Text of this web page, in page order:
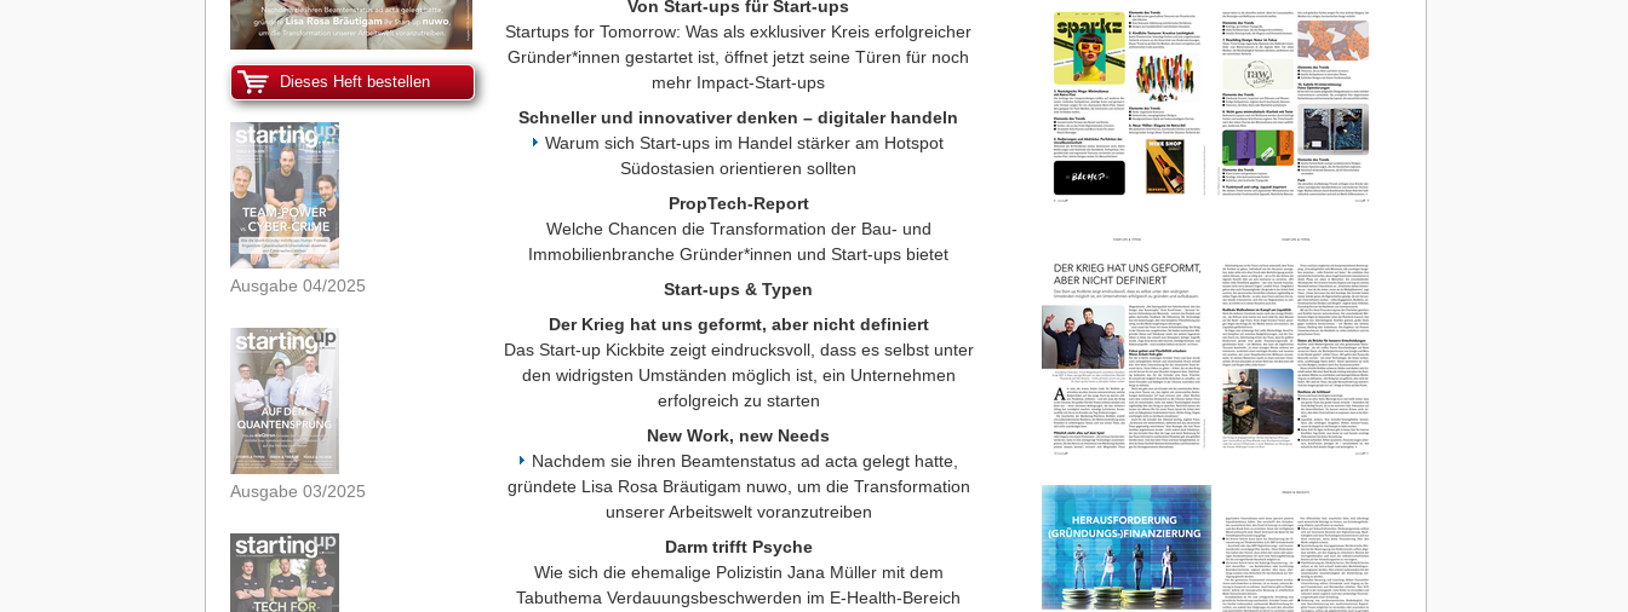
Dieses Heft bestellen
Ausgabe 04/2025
Ausgabe 03/2025
Von Start-ups für Start-ups
Startups for Tomorrow: Was als exklusiver Kreis erfolgreicher
Gründer*innen gestartet ist, öffnet jetzt seine Türen für noch
mehr Impact-Start-ups
Schneller und innovativer denken – digitaler handeln
Warum sich Start-ups im Handel stärker am Hotspot
Südostasien orientieren sollten
PropTech-Report
Welche Chancen die Transformation der Bau- und
Immobilienbranche Gründer*innen und Start-ups bietet
Start-ups & Typen
Der Krieg hat uns geformt, aber nicht definiert
Das Start-up Kickbite zeigt eindrucksvoll, dass es selbst unter
den widrigsten Umständen möglich ist, ein Unternehmen
erfolgreich zu starten
New Work, new Needs
Nachdem sie ihren Beamtenstatus ad acta gelegt hatte,
gründete Lisa Rosa Bräutigam nuwo, um die Transformation
unserer Arbeitswelt voranzutreiben
Darm trifft Psyche
Wie sich die ehemalige Polizistin Jana Müller mit dem
Tabuthema Verdauungsbeschwerden im E-Health-Bereich